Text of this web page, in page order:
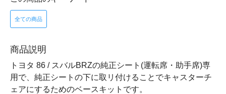
全ての商品
商品説明
トヨタ 86 / スバルBRZの純正シート(運転席・助手席)専
用で、純正シートの下に取リ付けることでキャスターチ
ェアにするためのベースキットです。